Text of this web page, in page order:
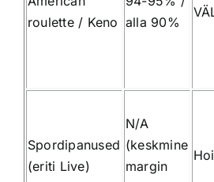
roulette / Keno alla 90%
Spordipanused
(eriti Live)
N/A
(keskmine
margin